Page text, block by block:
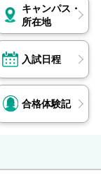
ア、アマゾ
国際協力機
商事 他
ンサルティ
ソン・エン
門官、三菱
住友電気工
キャンパス・
所在地
入試日程
合格体験記